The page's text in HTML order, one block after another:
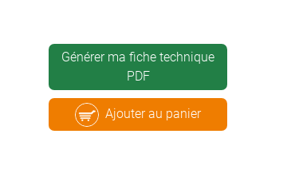
Générer ma fiche technique
PDF
Ajouter au panier